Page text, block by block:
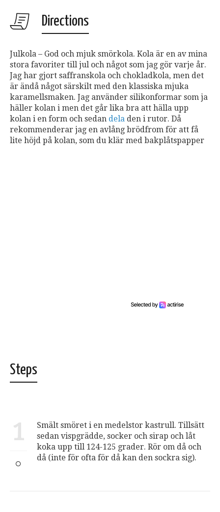
Directions
Julkola – God och mjuk smörkola. Kola är en av mina
stora favoriter till jul och något som jag gör varje år.
Jag har gjort saffranskola och chokladkola, men det
är ändå något särskilt med den klassiska mjuka
karamellsmaken. Jag använder silikonformar som ja
häller kolan i men det går lika bra att hälla upp
kolan i en form och sedan dela den i rutor. Då
rekommenderar jag en avlång brödfrom för att få
lite höjd på kolan, som du klär med bakplåtspapper
Steps
1
Smält smöret i en medelstor kastrull. Tillsätt
sedan vispgrädde, socker och sirap och låt
koka upp till 124-125 grader. Rör om då och
då (inte för ofta för då kan den sockra sig).